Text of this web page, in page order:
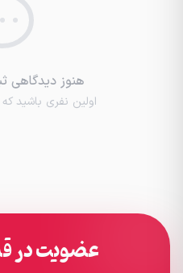
هنوز
اولین نفری باشید که
عضویت در